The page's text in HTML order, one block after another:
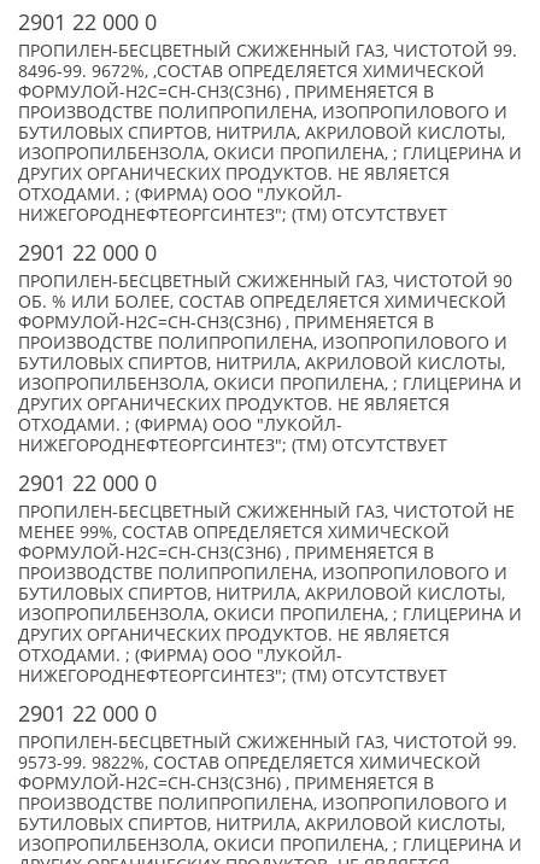
2901 22 000 0
ПРОПИЛЕН-БЕСЦВЕТНЫЙ СЖИЖЕННЫЙ ГАЗ, ЧИСТОТОЙ 99.
8496-99. 9672%, ,СОСТАВ ОПРЕДЕЛЯЕТСЯ ХИМИЧЕСКОЙ
ФОРМУЛОЙ-Н2С=СН-СН3(С3Н6) , ПРИМЕНЯЕТСЯ В
ПРОИЗВОДСТВЕ ПОЛИПРОПИЛЕНА, ИЗОПРОПИЛОВОГО И
БУТИЛОВЫХ СПИРТОВ, НИТРИЛА, АКРИЛОВОЙ КИСЛОТЫ,
ИЗОПРОПИЛБЕНЗОЛА, ОКИСИ ПРОПИЛЕНА, ; ГЛИЦЕРИНА И
ДРУГИХ ОРГАНИЧЕСКИХ ПРОДУКТОВ. НЕ ЯВЛЯЕТСЯ
ОТХОДАМИ. ; (ФИРМА) ООО "ЛУКОЙЛ-
НИЖЕГОРОДНЕФТЕОРГСИНТЕЗ"; (TM) ОТСУТСТВУЕТ
2901 22 000 0
ПРОПИЛЕН-БЕСЦВЕТНЫЙ СЖИЖЕННЫЙ ГАЗ, ЧИСТОТОЙ 90
ОБ. % ИЛИ БОЛЕЕ, СОСТАВ ОПРЕДЕЛЯЕТСЯ ХИМИЧЕСКОЙ
ФОРМУЛОЙ-Н2С=СН-СН3(С3Н6) , ПРИМЕНЯЕТСЯ В
ПРОИЗВОДСТВЕ ПОЛИПРОПИЛЕНА, ИЗОПРОПИЛОВОГО И
БУТИЛОВЫХ СПИРТОВ, НИТРИЛА, АКРИЛОВОЙ КИСЛОТЫ,
ИЗОПРОПИЛБЕНЗОЛА, ОКИСИ ПРОПИЛЕНА, ; ГЛИЦЕРИНА И
ДРУГИХ ОРГАНИЧЕСКИХ ПРОДУКТОВ. НЕ ЯВЛЯЕТСЯ
ОТХОДАМИ. ; (ФИРМА) ООО "ЛУКОЙЛ-
НИЖЕГОРОДНЕФТЕОРГСИНТЕЗ"; (TM) ОТСУТСТВУЕТ
2901 22 000 0
ПРОПИЛЕН-БЕСЦВЕТНЫЙ СЖИЖЕННЫЙ ГАЗ, ЧИСТОТОЙ НЕ
МЕНЕЕ 99%, СОСТАВ ОПРЕДЕЛЯЕТСЯ ХИМИЧЕСКОЙ
ФОРМУЛОЙ-Н2С=СН-СН3(С3Н6) , ПРИМЕНЯЕТСЯ В
ПРОИЗВОДСТВЕ ПОЛИПРОПИЛЕНА, ИЗОПРОПИЛОВОГО И
БУТИЛОВЫХ СПИРТОВ, НИТРИЛА, АКРИЛОВОЙ КИСЛОТЫ,
ИЗОПРОПИЛБЕНЗОЛА, ОКИСИ ПРОПИЛЕНА, ; ГЛИЦЕРИНА И
ДРУГИХ ОРГАНИЧЕСКИХ ПРОДУКТОВ. НЕ ЯВЛЯЕТСЯ
ОТХОДАМИ. ; (ФИРМА) ООО "ЛУКОЙЛ-
НИЖЕГОРОДНЕФТЕОРГСИНТЕЗ"; (TM) ОТСУТСТВУЕТ
2901 22 000 0
ПРОПИЛЕН-БЕСЦВЕТНЫЙ СЖИЖЕННЫЙ ГАЗ, ЧИСТОТОЙ 99.
9573-99. 9822%, СОСТАВ ОПРЕДЕЛЯЕТСЯ ХИМИЧЕСКОЙ
ФОРМУЛОЙ-Н2С=СН-СН3(С3Н6) , ПРИМЕНЯЕТСЯ В
ПРОИЗВОДСТВЕ ПОЛИПРОПИЛЕНА, ИЗОПРОПИЛОВОГО И
БУТИЛОВЫХ СПИРТОВ, НИТРИЛА, АКРИЛОВОЙ КИСЛОТЫ,
ИЗОПРОПИЛБЕНЗОЛА, ОКИСИ ПРОПИЛЕНА, ; ГЛИЦЕРИНА И